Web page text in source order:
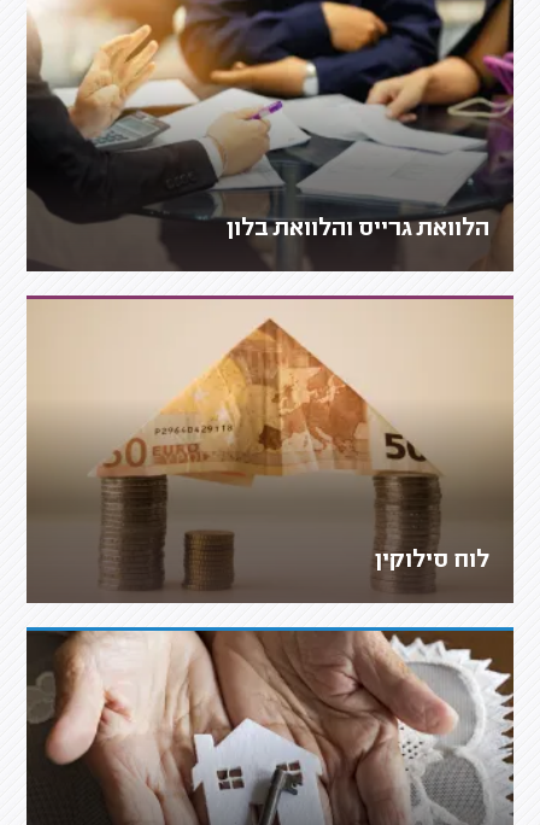
הלוואת גרייס והלוואת בלון
לוח סילוקין